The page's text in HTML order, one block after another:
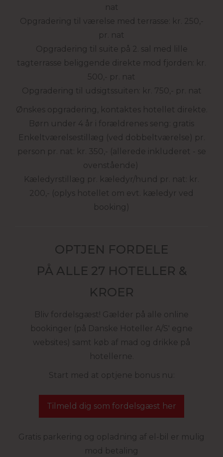
nat
Opgradering til værelse med terrasse: kr. 250,-
pr. nat
Opgradering til suite på 2. sal med lille
tagterrasse beliggende direkte mod fjorden: kr.
500,- pr. nat
Opgradering til udsigtssuiten: kr. 750,- pr. nat
Ønskes opgradering, kontaktes hotellet direkte.
Børn under 4 år i forældrenes seng: gratis
Enkeltværelsestillæg (ved dobbeltværelse) pr.
person pr. nat: kr. 350,- (allerede inkluderet - se
ovenstående)
Kæledyrstillæg pr. kæledyr/hund pr. nat: kr.
200,- (oplys hotellet om evt. kæledyr ved
booking)
OPTJEN FORDELE
PÅ ALLE 27 HOTELLER &
KROER
Bliv fordelsgæst! Gælder på alle online
bookinger (på Danske Hoteller A/S' egne
websites) samt køb af mad og drikke på
hotellerne.
Start med at optjene bonus nu:
Tilmeld dig som fordelsgæst her
Gratis parkering og opladning af el-bil er mulig
mod betaling